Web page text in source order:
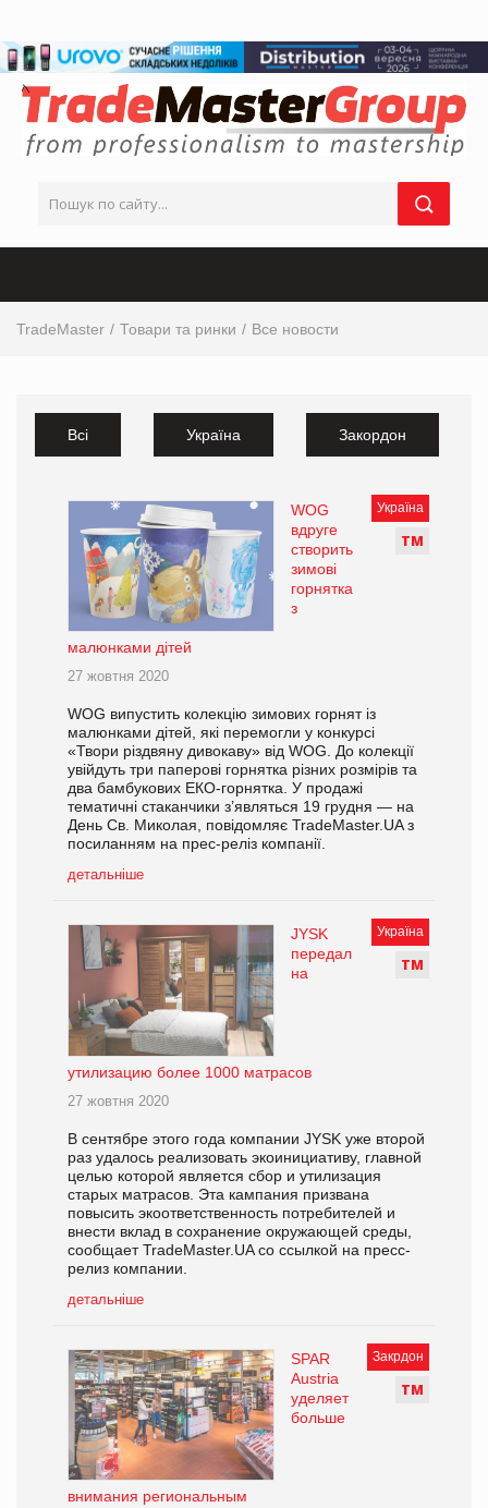
TradeMaster Товари та ринки Все новости
Всі Україна Закордон
Україна
ТМ
WOG
вдруге
створить
зимові
горнятка
з
малюнками дітей
27 жовтня 2020
WOG випустить колекцію зимових горнят із
малюнками дітей, які перемогли у конкурсі
«Твори різдвяну дивокаву» від WOG. До колекції
увійдуть три паперові горнятка різних розмірів та
два бамбукових ЕКО-горнятка. У продажі
тематичні стаканчики з’являться 19 грудня — на
День Св. Миколая, повідомляє TradeMaster.UA з
посиланням на прес-реліз компанії.
детальніше
Україна
ТМ
JYSK
передал
на
утилизацию более 1000 матрасов
27 жовтня 2020
В сентябре этого года компании JYSK уже второй
раз удалось реализовать экоинициативу, главной
целью которой является сбор и утилизация
старых матрасов. Эта кампания призвана
повысить экоответственность потребителей и
внести вклад в сохранение окружающей среды,
сообщает TradeMaster.UA со ссылкой на пресс-
релиз компании.
детальніше
Закрдон
ТМ
SPAR
Austria
уделяет
больше
внимания региональным